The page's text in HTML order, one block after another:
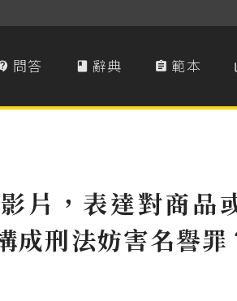
問答  辭典  範本
片，表達對商品
成刑法妨害名譽罪